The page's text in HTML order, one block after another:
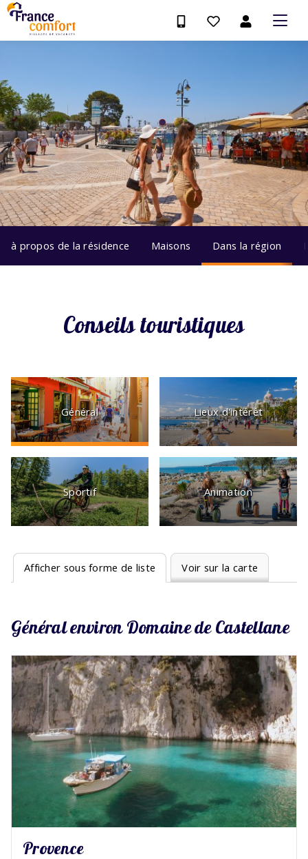
à propos de la résidence Maisons Dans la région
Conseils touristiques
Général Lieux d'intérêt
Sportif Animation
Afficher sous forme de liste Voir sur la carte
Général environ Domaine de Castellane
Provence